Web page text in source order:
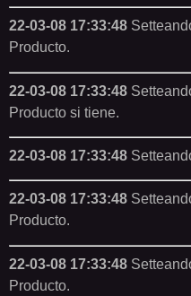
22-03-08 17:33:48
Producto.
22-03-08 17:33:48
Producto si tiene.
22-03-08 17:33:48
22-03-08 17:33:48
Producto.
22-03-08 17:33:48
Producto.